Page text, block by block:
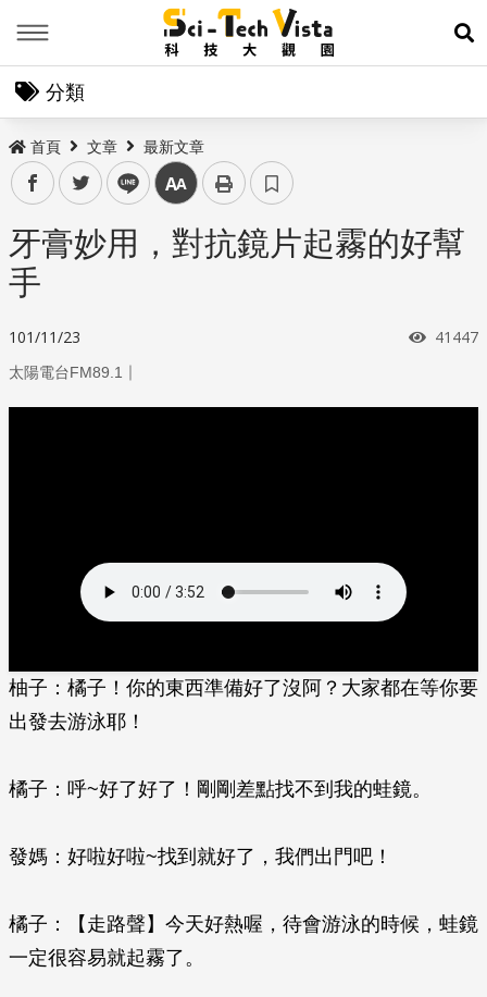
展
分類
首頁 文章 最新文章
facebooktwitter line 中
牙膏妙用，對抗鏡片起霧的好幫
手
101/11/23 瀏覽次
41447
太陽電台FM89.1 ｜
柚子：橘子！你的東西準備好了沒阿？大家都在等你要
出發去游泳耶！
橘子：呼~好了好了！剛剛差點找不到我的蛙鏡。
發媽：好啦好啦~找到就好了，我們出門吧！
橘子：【走路聲】今天好熱喔，待會游泳的時候，蛙鏡
一定很容易就起霧了。